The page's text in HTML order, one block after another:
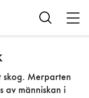
Visa
skog. Merparten
av människan i